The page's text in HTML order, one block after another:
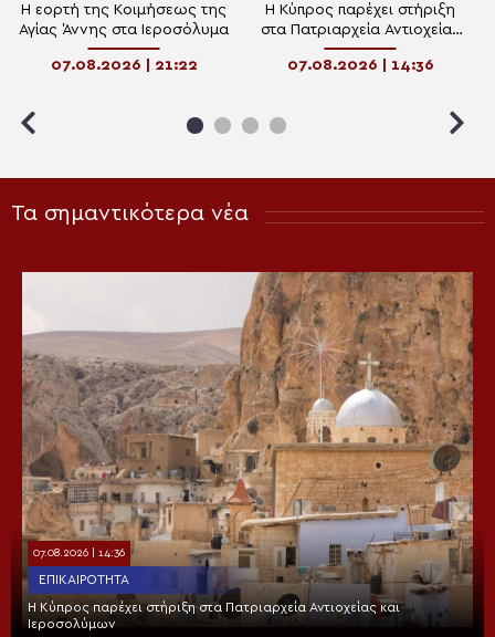
Η εορτή της Κοιμήσεως της
Αγίας Άννης στα Ιεροσόλυμα
07.08.2026 | 21:22
Η Κύπρος παρέχει στήριξη
στα Πατριαρχεία Αντιοχείας
και Ιεροσολύμων
07.08.2026 | 14:36
Τα σημαντικότερα νέα
07.08.2026 | 14:36
ΕΠΙΚΑΙΡΌΤΗΤΑ
Η Κύπρος παρέχει στήριξη στα Πατριαρχεία Αντιοχείας και
Ιεροσολύμων